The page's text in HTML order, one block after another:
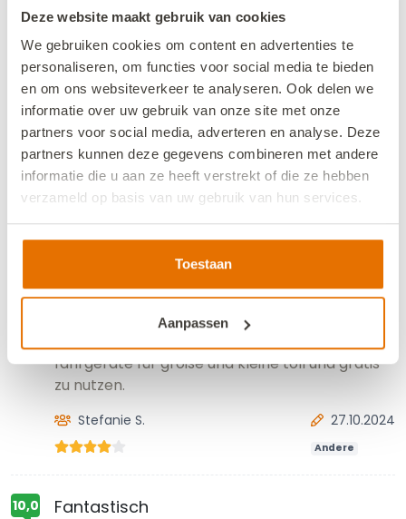
Deze website maakt gebruik van cookies
We gebruiken cookies om content en advertenties te
personaliseren, om functies voor social media te bieden
en om ons websiteverkeer te analyseren. Ook delen we
informatie over uw gebruik van onze site met onze
partners voor social media, adverteren en analyse. Deze
partners kunnen deze gegevens combineren met andere
informatie die u aan ze heeft verstrekt of die ze hebben
verzameld op basis van uw gebruik van hun services.
We werken samen met13 derdendie uw gegevens
kunnen ontvangen en verwerken.
Toestaan
Aanpassen
Bewertungen
Ausgezeichnet
Die Kinder konnten sich frei bewegen. Der
Umgang mit den Tieren wurde toll erkl0ärt und
wünsche wurden sofort und umfassend erfüllt.
Das preis-leistungsverhältnis ist sehr gut.
fahrgeräte für große und kleine toll und gratis
zu nutzen.
Stefanie S. 27.10.2024
Andere
10,0 Fantastisch